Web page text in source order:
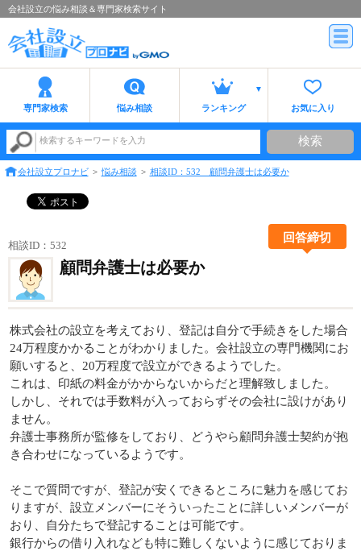
会社設立の悩み相談＆専門家検索サイト
専門家検索 悩み相談 ランキング お気に入り
検索するキーワードを入力 検索
会社設立プロナビ 悩み相談 相談ID：532 顧問弁護士は必要か
相談ID：532
回答締切
顧問弁護士は必要か
株式会社の設立を考えており、登記は自分で手続きをした場合
24万程度かかることがわかりました。会社設立の専門機関にお
願いすると、20万程度で設立ができるようでした。
これは、印紙の料金がかからないからだと理解致しました。
しかし、それでは手数料が入っておらずその会社に設けがあり
ません。
弁護士事務所が監修をしており、どうやら顧問弁護士契約が抱
き合わせになっているようです。
そこで質問ですが、登記が安くできるところに魅力を感じてお
りますが、設立メンバーにそういったことに詳しいメンバーが
おり、自分たちで登記することは可能です。
銀行からの借り入れなども特に難しくないように感じておりま